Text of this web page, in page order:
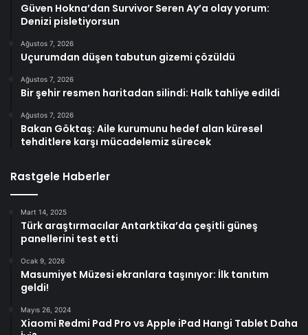
Güven Hokna’dan Survivor Seren Ay’a olay yorum:
Denizi pisletiyorsun
Ağustos 7, 2026
Uçurumdan düşen tabutun gizemi çözüldü
Ağustos 7, 2026
Bir şehir resmen haritadan silindi: Halk tahliye edildi
Ağustos 7, 2026
Bakan Göktaş: Aile kurumunu hedef alan küresel
tehditlere karşı mücadelemiz sürecek
Rastgele Haberler
Mart 14, 2025
Türk araştırmacılar Antarktika’da çeşitli güneş
panellerini test etti
Ocak 9, 2026
Masumiyet Müzesi ekranlara taşınıyor: İlk tanıtım
geldi!
Mayıs 26, 2024
Xiaomi Redmi Pad Pro vs Apple iPad Hangi Tablet Daha